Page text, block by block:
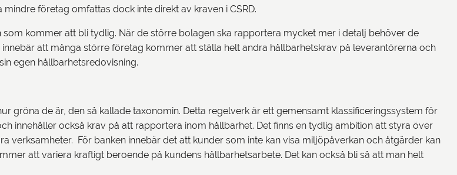
företag omfattas dock inte direkt av kraven i CSRD.
kommer att bli tydlig. När de större bolagen ska rapportera mycket mer i detalj behöver de
att många större företag kommer att ställa helt andra hållbarhetskrav på leverantörerna och
egen hållbarhetsredovisning.
gröna de är, den så kallade taxonomin. Detta regelverk är ett gemensamt klassificeringssystem för
innehåller också krav på att rapportera inom hållbarhet. Det finns en tydlig ambition att styra över
verksamheter. För banken innebär det att kunder som inte kan visa miljöpåverkan och åtgärder kan
att variera kraftigt beroende på kundens hållbarhetsarbete. Det kan också bli så att man helt